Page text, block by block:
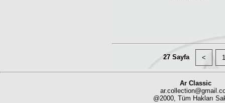
27 Sayfa < 1
Ar Classic
@2000, Tüm Hakları